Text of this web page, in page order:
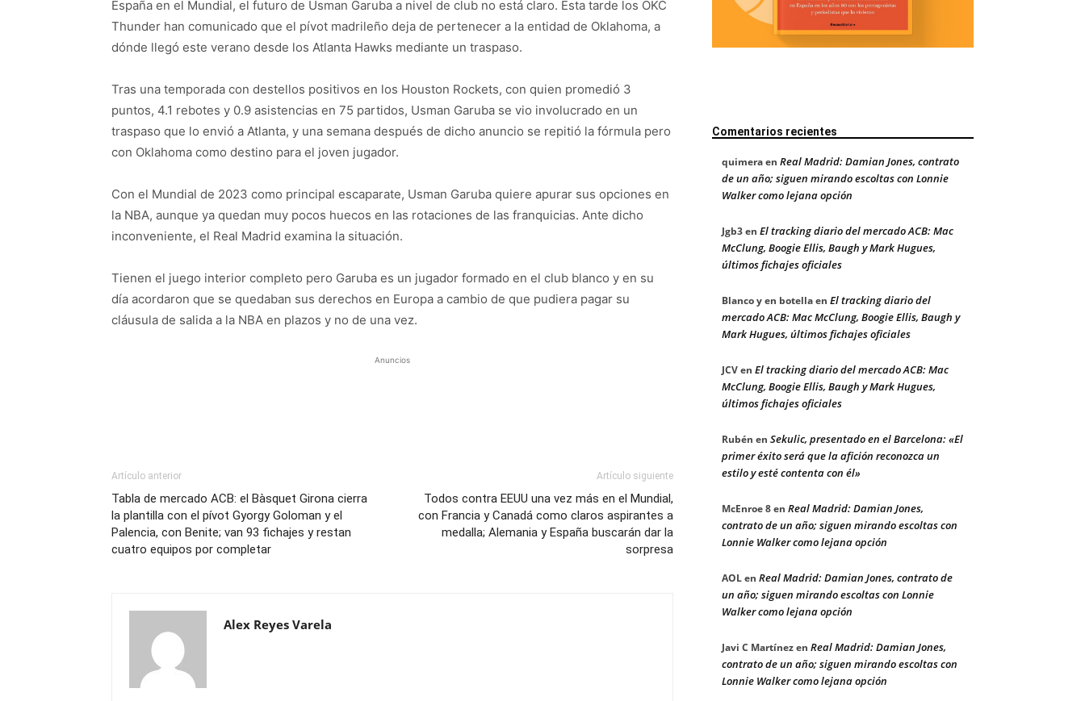
España en el Mundial, el futuro de Usman Garuba a nivel de club no está claro. Esta tarde los OKC
Thunder han comunicado que el pívot madrileño deja de pertenecer a la entidad de Oklahoma, a
dónde llegó este verano desde los Atlanta Hawks mediante un traspaso.
Tras una temporada con destellos positivos en los Houston Rockets, con quien promedió 3
puntos, 4.1 rebotes y 0.9 asistencias en 75 partidos, Usman Garuba se vio involucrado en un
traspaso que lo envió a Atlanta, y una semana después de dicho anuncio se repitió la fórmula pero
con Oklahoma como destino para el joven jugador.
Con el Mundial de 2023 como principal escaparate, Usman Garuba quiere apurar sus opciones en
la NBA, aunque ya quedan muy pocos huecos en las rotaciones de las franquicias. Ante dicho
inconveniente, el Real Madrid examina la situación.
Tienen el juego interior completo pero Garuba es un jugador formado en el club blanco y en su
día acordaron que se quedaban sus derechos en Europa a cambio de que pudiera pagar su
cláusula de salida a la NBA en plazos y no de una vez.
Anuncios
Artículo anterior
Tabla de mercado ACB: el Bàsquet Girona cierra
la plantilla con el pívot Gyorgy Goloman y el
Palencia, con Benite; van 93 fichajes y restan
cuatro equipos por completar
Artículo siguiente
Todos contra EEUU una vez más en el Mundial,
con Francia y Canadá como claros aspirantes a
medalla; Alemania y España buscarán dar la
sorpresa
Alex Reyes Varela
Comentarios recientes
quimeraen Real Madrid: Damian Jones, contrato
de un año; siguen mirando escoltas con Lonnie
Walker como lejana opción
Jgb3en El tracking diario del mercado ACB: Mac
McClung, Boogie Ellis, Baugh y Mark Hugues,
últimos fichajes oficiales
Blanco y en botellaen El tracking diario del
mercado ACB: Mac McClung, Boogie Ellis, Baugh y
Mark Hugues, últimos fichajes oficiales
JCVen El tracking diario del mercado ACB: Mac
McClung, Boogie Ellis, Baugh y Mark Hugues,
últimos fichajes oficiales
Rubén en Sekulic, presentado en el Barcelona: «El
primer éxito será que la afición reconozca un
estilo y esté contenta con él»
McEnroe 8en Real Madrid: Damian Jones,
contrato de un año; siguen mirando escoltas con
Lonnie Walker como lejana opción
AOLen Real Madrid: Damian Jones, contrato de
un año; siguen mirando escoltas con Lonnie
Walker como lejana opción
Javi C Martínezen Real Madrid: Damian Jones,
contrato de un año; siguen mirando escoltas con
Lonnie Walker como lejana opción